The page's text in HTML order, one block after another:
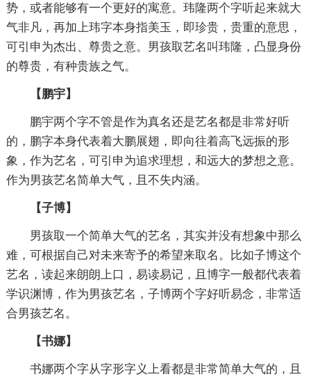
势，或者能够有一个更好的寓意。玮隆两个字听起来就大
气非凡，再加上玮字本身指美玉，即珍贵，贵重的意思，
可引申为杰出、尊贵之意。男孩取艺名叫玮隆，凸显身份
的尊贵，有种贵族之气。
【鹏宇】
鹏宇两个字不管是作为真名还是艺名都是非常好听
的，鹏字本身代表着大鹏展翅，即向往着高飞远振的形
象，作为艺名，可引申为追求理想，和远大的梦想之意。
作为男孩艺名简单大气，且不失内涵。
【子博】
男孩取一个简单大气的艺名，其实并没有想象中那么
难，可根据自己对未来寄予的希望来取名。比如子博这个
艺名，读起来朗朗上口，易读易记，且博字一般都代表着
学识渊博，作为男孩艺名，子博两个字好听易念，非常适
合男孩艺名。
【书娜】
书娜两个字从字形字义上看都是非常简单大气的，且